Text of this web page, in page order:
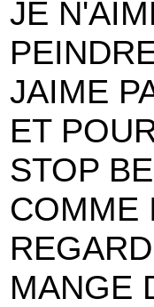
JE
JAIME
ET
STOP
COMME
MANGE